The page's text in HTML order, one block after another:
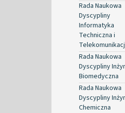
Rada Naukowa
Dyscypliny
Informatyka
Techniczna i
Rada Naukowa
Dyscypliny
Biomedyczna
Rada Naukowa
Dyscypliny
Chemiczna